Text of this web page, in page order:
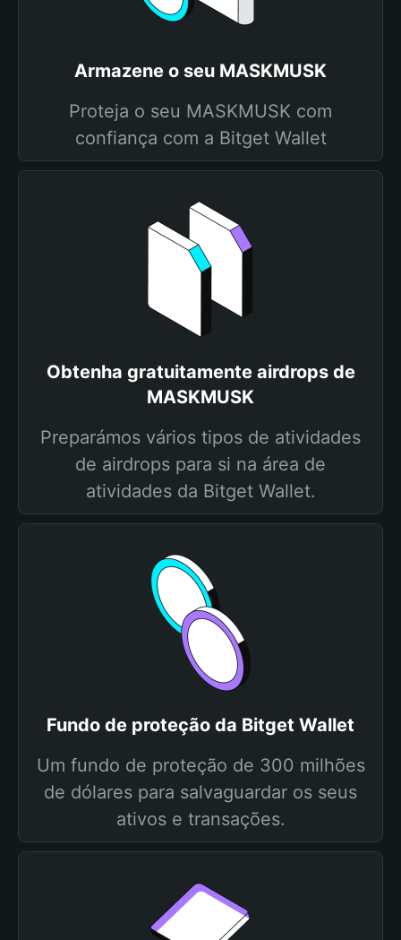
Armazene o seu MASKMUSK
Proteja o seu MASKMUSK com
confiança com a Bitget Wallet
Obtenha gratuitamente airdrops de
MASKMUSK
Preparámos vários tipos de atividades
de airdrops para si na área de
atividades da Bitget Wallet.
Fundo de proteção da Bitget Wallet
Um fundo de proteção de 300 milhões
de dólares para salvaguardar os seus
ativos e transações.